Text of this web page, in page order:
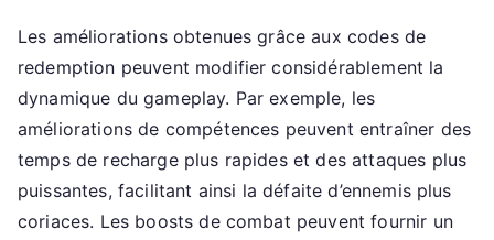
Les améliorations obtenues grâce aux codes de
redemption peuvent modifier considérablement la
dynamique du gameplay. Par exemple, les
améliorations de compétences peuvent entraîner des
temps de recharge plus rapides et des attaques plus
puissantes, facilitant ainsi la défaite d’ennemis plus
coriaces. Les boosts de combat peuvent fournir un